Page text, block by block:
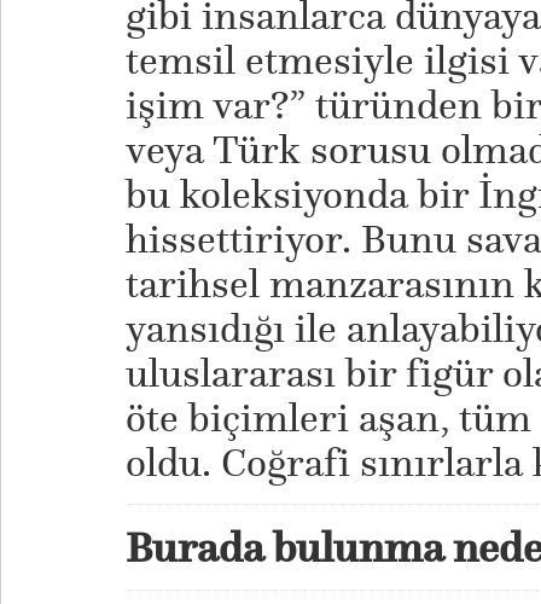
gibi insanlarca
temsil etmesiyle ilgisi
işim var?” türünden
veya Türk sorusu
bu koleksiyonda bir
hissettiriyor. Bunu
tarihsel manzarasının
yansıdığı ile
uluslararası bir figür
öte biçimleri aşan, tüm
oldu. Coğrafi sınırlarla
Burada bulunma